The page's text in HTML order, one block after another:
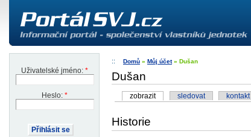
Uživatelské jméno: *
Heslo: *
Domů » Můj účet » Dušan
Dušan
zobrazit sledovat kontakt
Historie